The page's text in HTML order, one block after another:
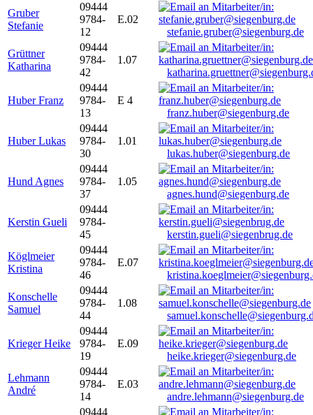
Gruber
Stefanie
09444
9784-
12
E.02
stefanie.gruber@siegenburg.de
Grüttner
Katharina
09444
9784-
42
1.07
Huber Franz
09444
9784-
13
E 4
franz.huber@siegenburg.de
Huber Lukas
09444
9784-
30
1.01
lukas.huber@siegenburg.de
Hund Agnes
09444
9784-
37
1.05
agnes.hund@siegenburg.de
Kerstin Gueli
09444
9784-
45
kerstin.gueli@siegenbrug.de
Köglmeier
Kristina
09444
9784-
46
E.07
Konschelle
Samuel
09444
9784-
44
1.08
Krieger Heike
09444
9784-
19
E.09
heike.krieger@siegenburg.de
Lehmann
André
09444
9784-
14
E.03
andre.lehmann@siegenburg.de
09444